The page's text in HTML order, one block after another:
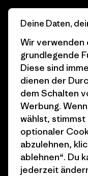
Information
Patagonia Action
Works
Worn Wear
Werte & Projekte
Progress Report
Business Unusual
Klimaziele
Deine Daten,
Wir verwenden
grundlegende
Diese sind
dienen der
dem Schalten
Werbung.
wählst,
optionaler
abzulehnen,
ablehnen“. Du
jederzeit